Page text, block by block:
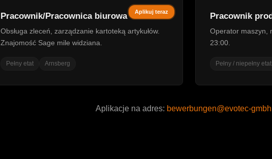
Aplikuj teraz
Pracownik/Pracownica biurowa
Obsługa zleceń, zarządzanie kartoteką artykułów.
Znajomość Sage mile widziana.
Pełny etat Arnsberg
Pracownik
Operator maszyn,
23:00.
Pełny / niepełny etat
Aplikacje na adres: bewerbungen@evotec-